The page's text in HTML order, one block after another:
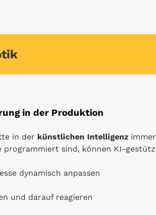
in der Produktion
in der künstlichen Intelligenz
sind, können KI-
dynamisch anpassen
und darauf reagieren